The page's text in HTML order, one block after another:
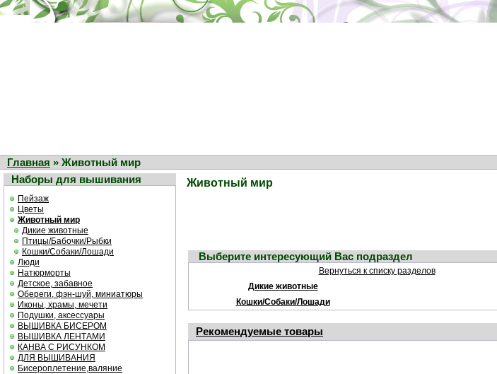
Главная » Животный мир
Наборы для вышивания
Пейзаж
Цветы
Животный мир
Дикие животные
Птицы/Бабочки/Рыбки
Кошки/Собаки/Лошади
Люди
Натюрморты
Детское, забавное
Обереги, фэн-шуй, миниатюры
Иконы, храмы, мечети
Подушки, аксессуары
ВЫШИВКА БИСЕРОМ
ВЫШИВКА ЛЕНТАМИ
КАНВА С РИСУНКОМ
ДЛЯ ВЫШИВАНИЯ
Бисероплетение,валяние
Животный мир
Выберите интересующий Вас подраздел
Вернуться к списку разделов
Дикие животные
Кошки/Собаки/Лошади
Рекомендуемые товары